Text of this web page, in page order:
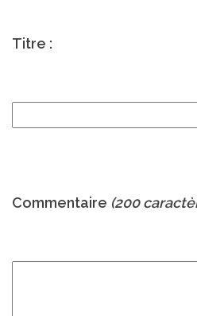
Titre :
Commentaire (200